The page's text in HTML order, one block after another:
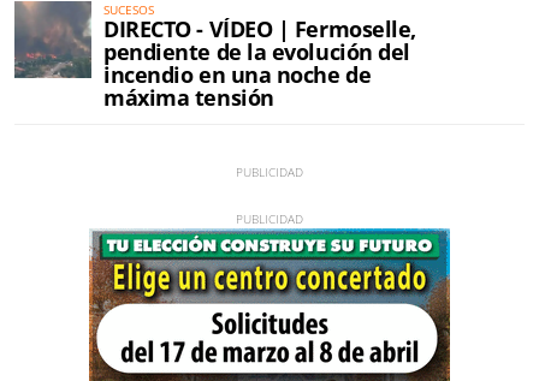
SUCESOS
DIRECTO - VÍDEO | Fermoselle,
pendiente de la evolución del
incendio en una noche de
máxima tensión